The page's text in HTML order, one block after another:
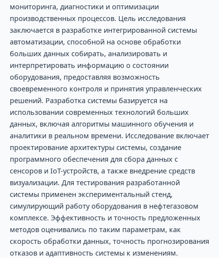
мониторинга, диагностики и оптимизации
производственных процессов. Цель исследования
заключается в разработке интегрированной системы
автоматизации, способной на основе обработки
больших данных собирать, анализировать и
интерпретировать информацию о состоянии
оборудования, предоставляя возможность
своевременного контроля и принятия управленческих
решений. Разработка системы базируется на
использовании современных технологий больших
данных, включая алгоритмы машинного обучения и
аналитики в реальном времени. Исследование включает
проектирование архитектуры системы, создание
программного обеспечения для сбора данных с
сенсоров и IoT-устройств, а также внедрение средств
визуализации. Для тестирования разработанной
системы применен экспериментальный стенд,
симулирующий работу оборудования в нефтегазовом
комплексе. Эффективность и точность предложенных
методов оценивались по таким параметрам, как
скорость обработки данных, точность прогнозирования
отказов и адаптивность системы к изменениям.